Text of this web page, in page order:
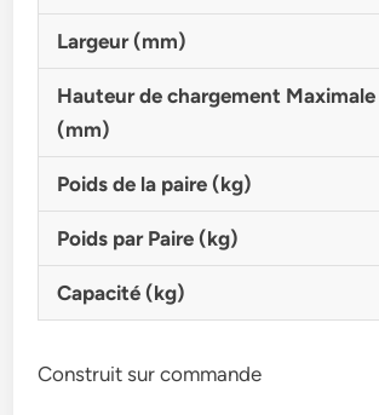
Largeur (mm)
Hauteur de chargement Maximale
(mm)
Poids de la paire (kg)
Poids par Paire (kg)
Capacité (kg)
Construit sur commande